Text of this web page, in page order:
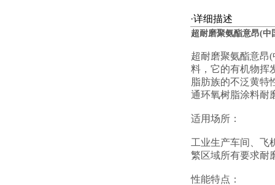
·详细描述
超耐磨聚氨酯意昂(中
超耐磨聚氨酯意昂
料，它的有机物挥
脂肪族的不泛黄特
通环氧树脂涂料耐
适用场所：
工业生产车间、飞
繁区域所有要求耐
性能特点：